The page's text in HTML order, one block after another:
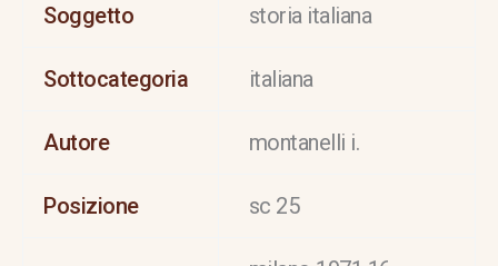
Soggetto storia italiana
Sottocategoria italiana
Autore montanelli i.
Posizione sc 25